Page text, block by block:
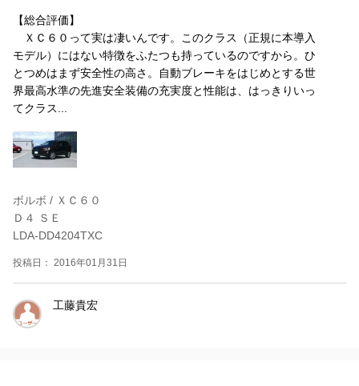
【総合評価】
ＸＣ６０って実は凄いんです。このクラス（正規に本導入
モデル）にはない特徴をふたつも持っているのですから。ひ
とつめはまず安全性の高さ。自動ブレーキをはじめとする世
界最高水準の先進安全装備の充実度と性能は、はっきりいっ
てクラス...
ボルボ / ＸＣ６０
Ｄ４ ＳＥ
LDA-DD4204TXC
投稿日： 2016年01月31日
工藤貴宏